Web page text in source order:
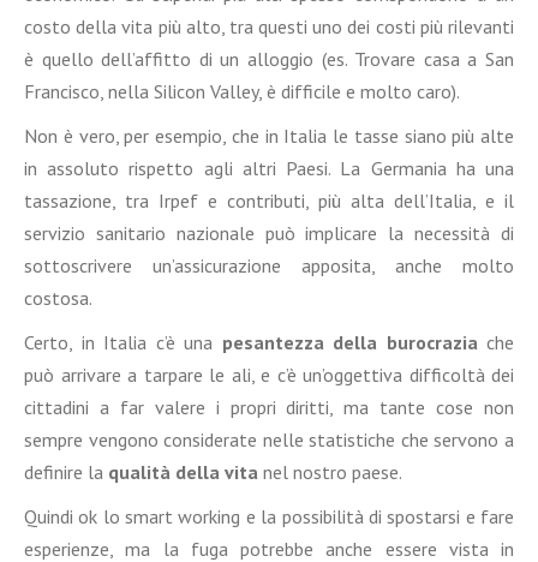
costo della vita più alto, tra questi uno dei costi più rilevanti
è quello dell’affitto di un alloggio (es. Trovare casa a San
Francisco, nella Silicon Valley, è difficile e molto caro).
Non è vero, per esempio, che in Italia le tasse siano più alte
in assoluto rispetto agli altri Paesi. La Germania ha una
tassazione, tra Irpef e contributi, più alta dell’Italia, e il
servizio sanitario nazionale può implicare la necessità di
sottoscrivere un’assicurazione apposita, anche molto
costosa.
Certo, in Italia c’è una pesantezza della burocrazia che
può arrivare a tarpare le ali, e c’è un’oggettiva difficoltà dei
cittadini a far valere i propri diritti, ma tante cose non
sempre vengono considerate nelle statistiche che servono a
definire la qualità della vita nel nostro paese.
Quindi ok lo smart working e la possibilità di spostarsi e fare
esperienze, ma la fuga potrebbe anche essere vista in